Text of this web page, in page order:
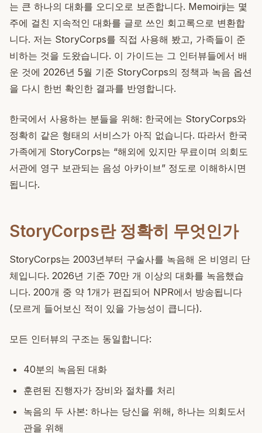
는 큰 하나의 대화를 오디오로 보존합니다. Memoirji는 몇
주에 걸친 지속적인 대화를 글로 쓰인 회고록으로 변환합
니다. 저는 StoryCorps를 직접 사용해 봤고, 가족들이 준
비하는 것을 도왔습니다. 이 가이드는 그 인터뷰들에서 배
운 것에 2026년 5월 기준 StoryCorps의 정책과 녹음 옵션
을 다시 한번 확인한 결과를 반영합니다.
한국에서 사용하는 분들을 위해: 한국에는 StoryCorps와
정확히 같은 형태의 서비스가 아직 없습니다. 따라서 한국
가족에게 StoryCorps는 “해외에 있지만 무료이며 의회도
서관에 영구 보관되는 음성 아카이브” 정도로 이해하시면
됩니다.
StoryCorps란 정확히 무엇인가
StoryCorps는 2003년부터 구술사를 녹음해 온 비영리 단
체입니다. 2026년 기준 70만 개 이상의 대화를 녹음했습
니다. 200개 중 약 1개가 편집되어 NPR에서 방송됩니다
(모르게 들어보신 적이 있을 가능성이 큽니다).
모든 인터뷰의 구조는 동일합니다:
40분의 녹음된 대화
훈련된 진행자가 장비와 절차를 처리
녹음의 두 사본: 하나는 당신을 위해, 하나는 의회도서
관을 위해